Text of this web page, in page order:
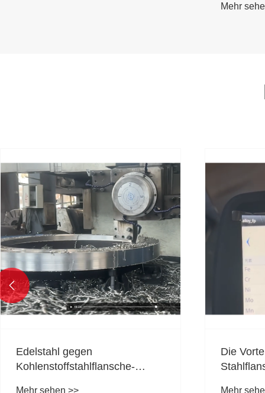
Die Vorteile von Duplex -
Stahlflanschen: Warum sie
Mehr sehen >>
Lösung
Mehr
